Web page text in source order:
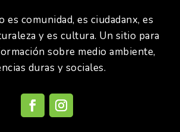
es comunidad, es ciudadanx, es
y es cultura. Un sitio para
sobre medio ambiente,
duras y sociales.